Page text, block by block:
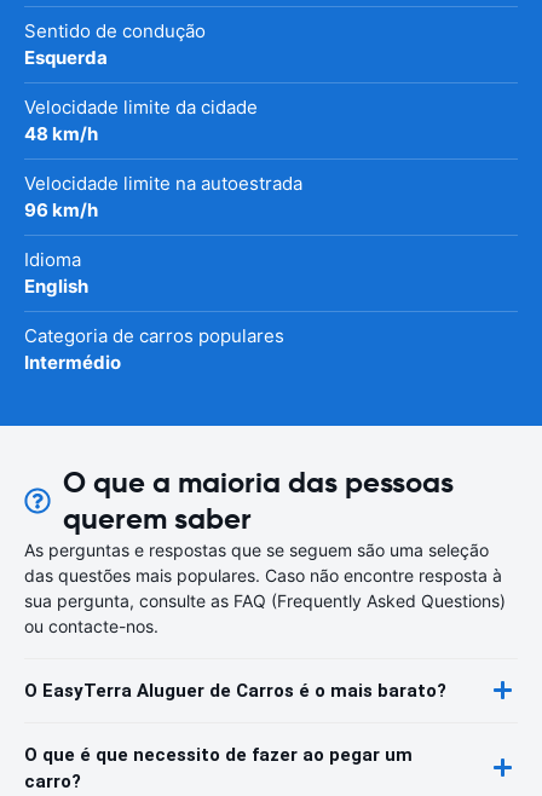
Sentido de condução
Esquerda
Velocidade limite da cidade
48 km/h
Velocidade limite na autoestrada
96 km/h
Idioma
English
Categoria de carros populares
Intermédio
O que a maioria das pessoas
querem saber
As perguntas e respostas que se seguem são uma seleção
das questões mais populares. Caso não encontre resposta à
sua pergunta, consulte as FAQ (Frequently Asked Questions)
ou contacte-nos.
O EasyTerra Aluguer de Carros é o mais barato?
O que é que necessito de fazer ao pegar um
carro?